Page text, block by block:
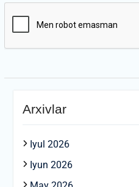
Arxivlar
Iyul 2026
Iyun 2026